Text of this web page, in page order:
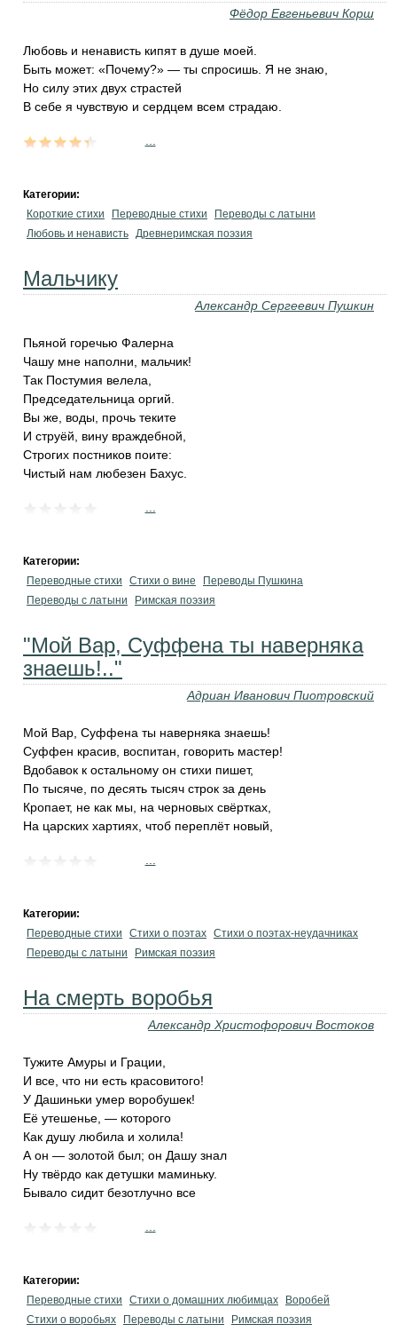
Фёдор Евгеньевич Корш
Любовь и ненависть кипят в душе моей.
Быть может: «Почему?» — ты спросишь. Я не знаю,
Но силу этих двух страстей
В себе я чувствую и сердцем всем страдаю.
Категории:
Короткие стихи
Переводные стихи
Переводы с латыни
Любовь и ненависть Древнеримская поэзия
Мальчику
Александр Сергеевич Пушкин
Пьяной горечью Фалерна
Чашу мне наполни, мальчик!
Так Постумия велела,
Председательница оргий.
Вы же, воды, прочь теките
И струёй, вину враждебной,
Строгих постников поите:
Чистый нам любезен Бахус.
Категории:
Переводные стихи
Стихи о вине
Переводы Пушкина
Переводы с латыни
Римская поэзия
"Мой Вар, Суффена ты наверняка
знаешь!.."
Адриан Иванович Пиотровский
Мой Вар, Суффена ты наверняка знаешь!
Суффен красив, воспитан, говорить мастер!
Вдобавок к остальному он стихи пишет,
По тысяче, по десять тысяч строк за день
Кропает, не как мы, на черновых свёртках,
На царских хартиях, чтоб переплёт новый,
Категории:
Переводные стихи
Стихи о поэтах Стихи о поэтах-неудачниках
Переводы с латыни
Римская поэзия
На смерть воробья
Александр Христофорович Востоков
Тужите Амуры и Грации,
И все, что ни есть красовитого!
У Дашиньки умер воробушек!
Её утешенье, — которого
Как душу любила и холила!
А он — золотой был; он Дашу знал
Ну твёрдо как детушки маминьку.
Бывало сидит безотлучно все
Категории:
Переводные стихи
Стихи о домашних любимцах
Воробей
Стихи о воробьях
Переводы с латыни Римская поэзия